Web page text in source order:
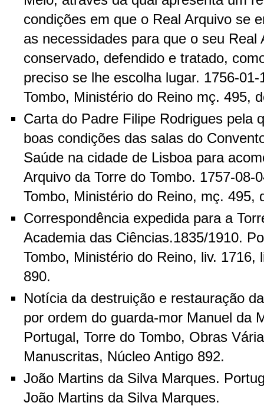
condições em que o Real Arquivo se
as necessidades para que o seu Real
conservado, defendido e tratado,
preciso se lhe escolha lugar. 1756-
Tombo, Ministério do Reino mç. 495,
Carta do Padre Filipe Rodrigues pela
boas condições das salas do
Saúde na cidade de Lisboa para
Arquivo da Torre do Tombo. 1757-08-
Tombo, Ministério do Reino, mç. 495,
Correspondência expedida para a
Academia das Ciências.1835/1910.
Tombo, Ministério do Reino, liv. 1716,
890.
Notícia da destruição e restauração
por ordem do guarda-mor Manuel da
Portugal, Torre do Tombo, Obras
Manuscritas, Núcleo Antigo 892.
João Martins da Silva Marques.
João Martins da Silva Marques.